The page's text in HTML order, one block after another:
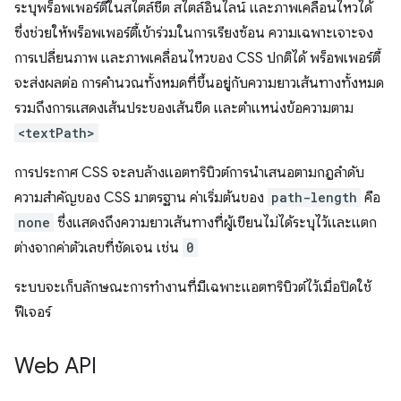
ระบุพร็อพเพอร์ตี้ในสไตล์ชีต สไตล์อินไลน์ และภาพเคลื่อนไหวได้
ซึ่งช่วยให้พร็อพเพอร์ตี้เข้าร่วมในการเรียงซ้อน ความเฉพาะเจาะจง
การเปลี่ยนภาพ และภาพเคลื่อนไหวของ CSS ปกติได้ พร็อพเพอร์ตี้
จะส่งผลต่อ การคำนวณทั้งหมดที่ขึ้นอยู่กับความยาวเส้นทางทั้งหมด
รวมถึงการแสดงเส้นประของเส้นขีด และตำแหน่งข้อความตาม
<textPath>
การประกาศ CSS จะลบล้างแอตทริบิวต์การนำเสนอตามกฎลำดับ
ความสำคัญของ CSS มาตรฐาน ค่าเริ่มต้นของ path-length คือ
none ซึ่งแสดงถึงความยาวเส้นทางที่ผู้เขียนไม่ได้ระบุไว้และแตก
ต่างจากค่าตัวเลขที่ชัดเจน เช่น 0
ระบบจะเก็บลักษณะการทำงานที่มีเฉพาะแอตทริบิวต์ไว้เมื่อปิดใช้
ฟีเจอร์
Web API